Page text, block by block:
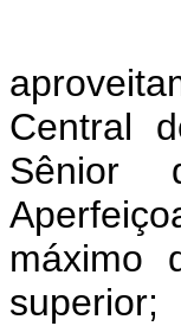
c) de
Central
Sênior
máximo
superior;